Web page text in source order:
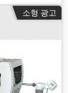
소형 광고